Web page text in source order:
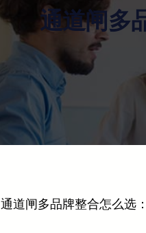
通道闸多
通道闸多品牌整合怎么选